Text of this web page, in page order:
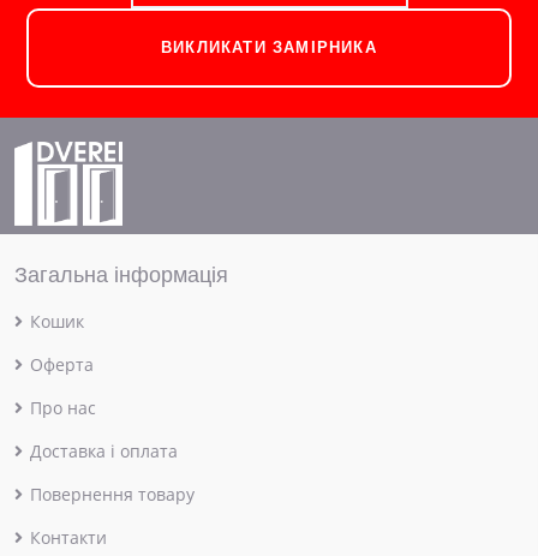
ВИКЛИКАТИ ЗАМІРНИКА
Загальна інформація
Кошик
Оферта
Про нас
Доставка і оплата
Повернення товару
Контакти